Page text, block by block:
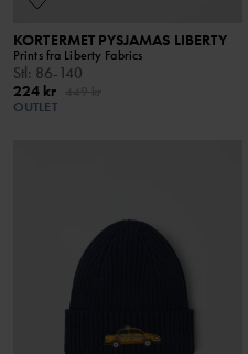
KORTERMET PYSJAMAS LIBERTY
Prints fra Liberty Fabrics
Stl: 86-140
224 kr
OUTLET